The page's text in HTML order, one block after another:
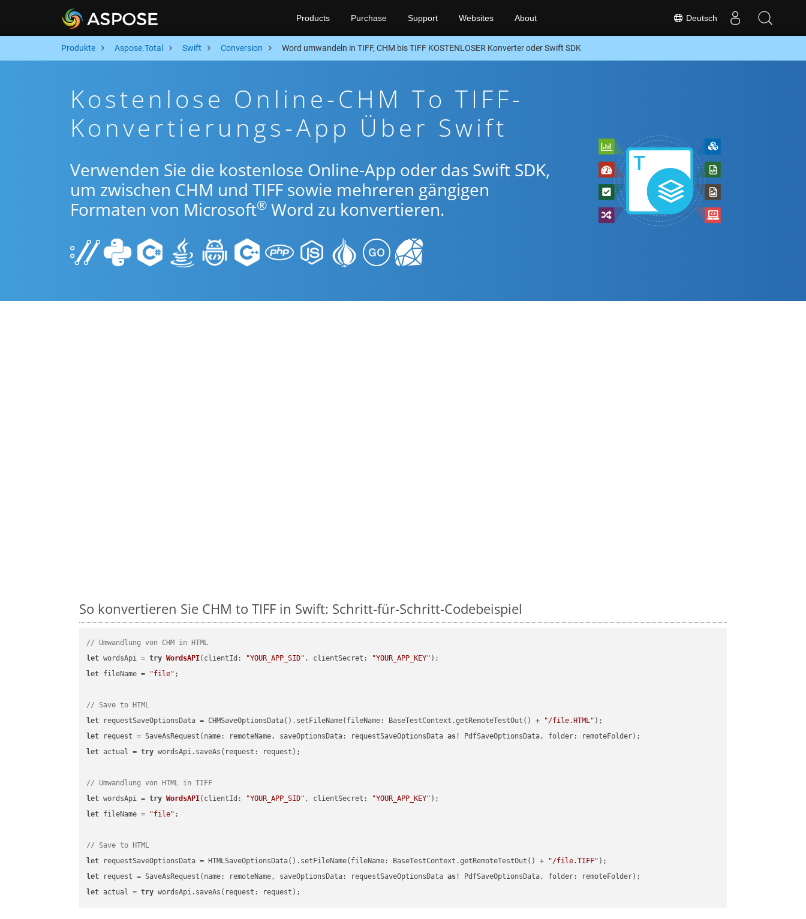
Deutsch
Products Purchase Support Websites About
Produkte Aspose.Total Swift Conversion Word umwandeln in TIFF, CHM bis TIFF KOSTENLOSER Konverter oder Swift SDK
Kostenlose Online-CHM To TIFF-
Konvertierungs-App Über Swift
Verwenden Sie die kostenlose Online-App oder das Swift SDK,
um zwischen CHM und TIFF sowie mehreren gängigen
Formaten von Microsoft® Word zu konvertieren.
So konvertieren Sie CHM to TIFF in Swift: Schritt-für-Schritt-Codebeispiel
// Umwandlung von CHM in HTML
let wordsApi = try WordsAPI( clientId: "YOUR_APP_SID" , clientSecret: "YOUR_APP_KEY" )
let fileName = "file" ;
// Save to HTML
let requestSaveOptionsData = CHMSaveOptionsData().setFileName(fileName: BaseTestContext.getRemoteTestOut() + "/file.HTML"
let request = SaveAsRequest(name: remoteName, saveOptionsData: requestSaveOptionsData as
let actual = try wordsApi.saveAs(request: request);
// Umwandlung von HTML in TIFF
let wordsApi = try WordsAPI( clientId: "YOUR_APP_SID" , clientSecret: "YOUR_APP_KEY" )
let fileName = "file" ;
// Save to HTML
let requestSaveOptionsData = HTMLSaveOptionsData().setFileName(fileName: BaseTestContext.getRemoteTestOut() + "/file.TIFF"
let request = SaveAsRequest(name: remoteName, saveOptionsData: requestSaveOptionsData as
let actual = try